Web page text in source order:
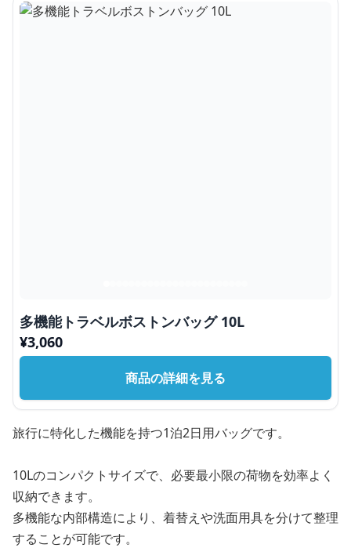
多機能トラベルボストンバッグ 10L
¥3,060
商品の詳細を見る
旅行に特化した機能を持つ1泊2日用バッグです。
10Lのコンパクトサイズで、必要最小限の荷物を効率よく
収納できます。
多機能な内部構造により、着替えや洗面用具を分けて整理
することが可能です。